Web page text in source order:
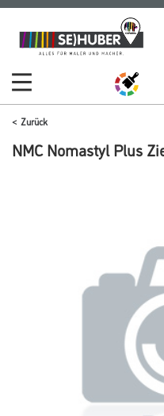
Zum
Inhalt
Zum
Navigationsmenü
Zurück
NMC Nomastyl Plus